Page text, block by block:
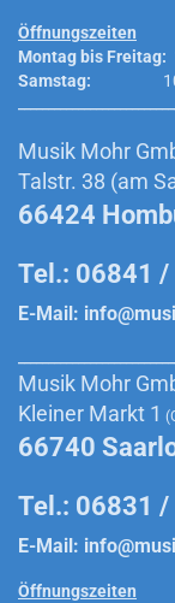
Öffnungszeiten
Montag bis Freitag:
Samstag: 10:00
Musik Mohr
Talstr. 38 (am
66424
Tel.: 06841
E-Mail:
Musik Mohr
Kleiner Markt 1
66740
Tel.: 06831
E-Mail:
Öffnungszeiten